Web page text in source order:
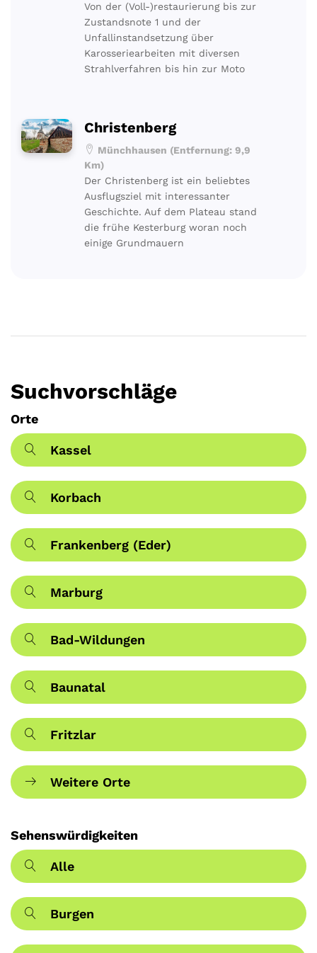
Von der (Voll-)restaurierung bis zur
Zustandsnote 1 und der
Unfallinstandsetzung über
Karosseriearbeiten mit diversen
Strahlverfahren bis hin zur Moto
Christenberg
Münchhausen (Entfernung: 9,9
Km)
Der Christenberg ist ein beliebtes
Ausflugsziel mit interessanter
Geschichte. Auf dem Plateau stand
die frühe Kesterburg woran noch
einige Grundmauern
Suchvorschläge
Orte
Kassel
Korbach
Frankenberg (Eder)
Marburg
Bad-Wildungen
Baunatal
Fritzlar
Weitere Orte
Sehenswürdigkeiten
Alle
Burgen